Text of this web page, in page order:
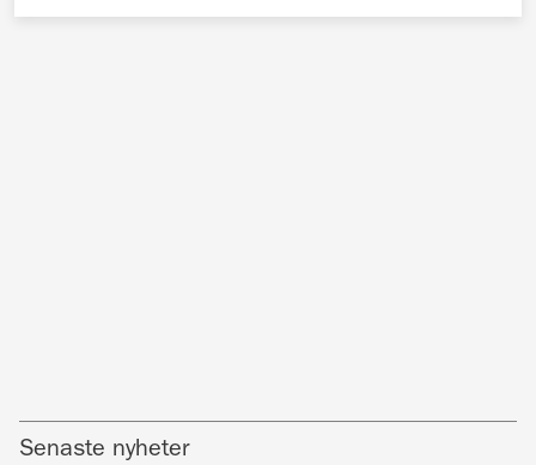
Senaste nyheter